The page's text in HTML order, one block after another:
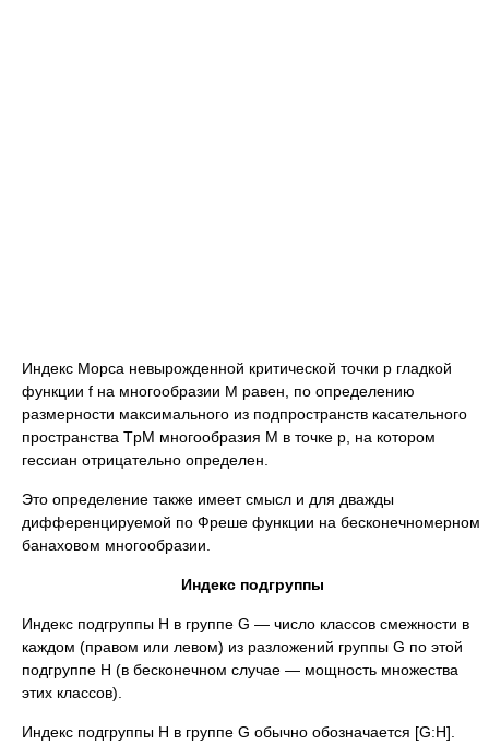
Индекс Морса невырожденной критической точки p гладкой
функции f на многообразии M равен, по определению
размерности максимального из подпространств касательного
пространства TpM многообразия M в точке p, на котором
гессиан отрицательно определен.
Это определение также имеет смысл и для дважды
дифференцируемой по Фреше функции на бесконечномерном
банаховом многообразии.
Индекс подгруппы
Индекс подгруппы H в группе G ― число классов смежности в
каждом (правом или левом) из разложений группы G по этой
подгруппе H (в бесконечном случае ― мощность множества
этих классов).
Индекс подгруппы H в группе G обычно обозначается [G:H].